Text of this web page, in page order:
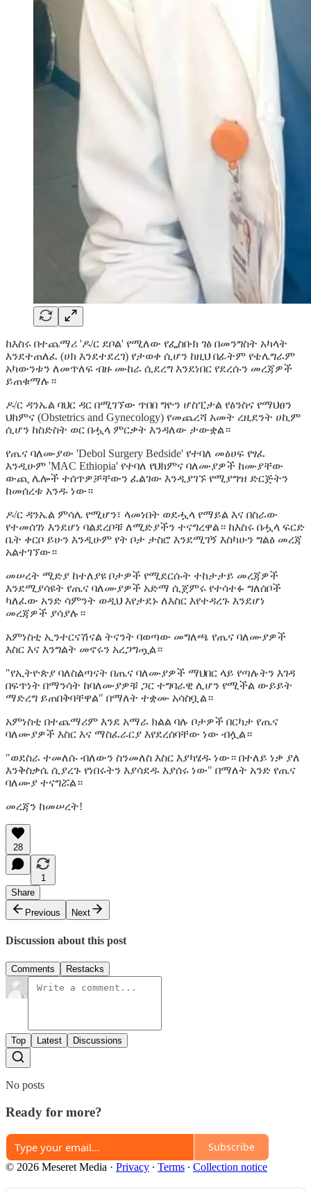
ከእስሩ በተጨማሪ 'ዶ/ር ደቦል' የሚለው የፌስቡክ ገፅ በመንግስት አካላት
እንደተጠለፈ (ሀክ እንደተደረገ) የታወቀ ሲሆን ከዚህ በፊትም የቴሌግራም
አካውንቱን ለመጥለፍ ብዙ ሙከራ ሲደረግ እንደነበር የደረሱን መረጃዎች
ይጠቁማሉ።
ዶ/ር ዳንኤል ባህር ዳር በሚገኘው ጥበበ ግዮን ሆስፒታል የፅንስና የማህፀን
ህክምና (Obstetrics and Gynecology) የመጨረሻ አመት ረዚደንት ሀኪም
ሲሆን ከስድስት ወር በሗላ ምርቃት እንዳለው ታውቋል።
የጤና ባለሙያው 'Debol Surgery Bedside' የተባለ መፅሀፍ የፃፈ
እንዲሁም 'MAC Ethiopia' የተባለ የህክምና ባለሙያዎች ከሙያቸው
ውጪ ሌሎች ተሰጥዎቻቸውን ፈልገው እንዲያገኙ የሚያግዝ ድርጅትን
ከመሰረቱ አንዱ ነው።
ዶ/ር ዳንኤል ምሳሌ የሚሆን፣ ላመነበት ወደሗላ የማይል እና በስራው
የተመሰገነ እንደሆነ ባልደረቦቹ ለሚድያችን ተናግረዋል። ከእስሩ በሗላ ፍርድ
ቤት ቀርቦ ይሁን እንዲሁም የት ቦታ ታስሮ እንደሚገኝ እስካሁን ግልፅ መረጃ
አልተገኘው።
መሠረት ሚድያ ከተለያዩ ቦታዎች የሚደርሱት ተከታታይ መረጃዎች
እንደሚያሳዩት የጤና ባለሙያዎች አድማ ሲጀምሩ የተሳተፉ ግለሰቦች
ካለፈው አንድ ሳምንት ወዲህ እየታደኑ ለእስር እየተዳረጉ እንደሆነ
መረጃዎች ያሳያሉ።
አምነስቲ ኢንተርናሽናል ትናንት ባወጣው መግለጫ የጤና ባለሙያዎች
እስር እና እንግልት መኖሩን አረጋግጧል።
"የኢትዮጵያ ባለስልጣናት በጤና ባለሙያዎች ማህበር ላይ የጣሉትን እገዳ
በፍጥነት በማንሳት ከባለሙያዎቹ ጋር ተግባራዊ ሊሆን የሚችል ውይይት
ማድረግ ይጠበቅባቸዋል" በማለት ተቋሙ አሳስቧል።
አምነስቲ በተጨማሪም እንደ አማራ ክልል ባሉ ቦታዎች በርካታ የጤና
ባለሙያዎች እስር እና ማስፈራርያ እየደረሰባቸው ነው ብሏል።
"ወደስራ ተመለሱ ብለውን ስንመለስ እስር እያካሄዱ ነው። በተለይ ነቃ ያለ
እንቅስቃሴ ሲያረጉ የነበሩትን እያሳደዱ እያሰሩ ነው" በማለት አንድ የጤና
ባለሙያ ተናግሯል።
መረጃን ከመሠረት!
28
1
Share
Previous
Next
Discussion about this post
Comments Restacks
Top Latest Discussions
No posts
Ready for more?
Subscribe
© 2026 Meseret Media · Privacy ∙ Terms ∙ Collection notice